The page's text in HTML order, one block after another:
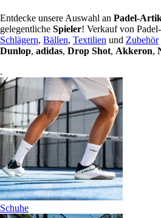
Entdecke unsere Auswahl an Padel-
gelegentliche Spieler! Verkauf von
Schlägern, Bällen, Textilien und Zubehör
Dunlop, adidas, Drop Shot, Akkeron,
.
Schuhe